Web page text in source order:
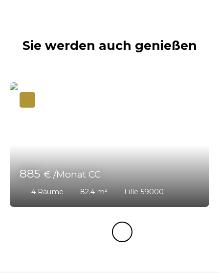
Sie werden auch genießen
885€ /Monat CC
4 Räume 82.4 m² Lille 59000